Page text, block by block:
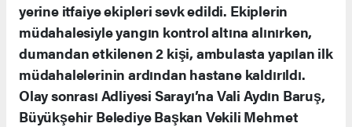
yerine itfaiye ekipleri sevk edildi. Ekiplerin
müdahalesiyle yangın kontrol altına alınırken,
dumandan etkilenen 2 kişi, ambulasta yapılan ilk
müdahalelerinin ardından hastane kaldırıldı.
Olay sonrası Adliyesi Sarayı’na Vali Aydın Baruş,
Büyükşehir Belediye Başkan Vekili Mehmet